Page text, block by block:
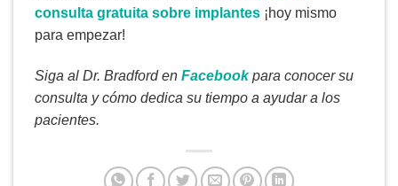
consulta gratuita sobre implantes ¡hoy mismo
para empezar!
Siga al Dr. Bradford en Facebookpara conocer su
consulta y cómo dedica su tiempo a ayudar a los
pacientes.